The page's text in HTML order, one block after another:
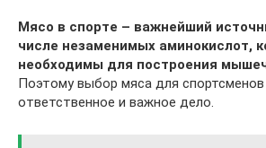
Мясо в спорте – важнейший
числе незаменимых аминокислот,
необходимы для построения
Поэтому выбор мяса для
ответственное и важное дело.